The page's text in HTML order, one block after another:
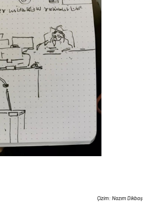
Çizim: Nazım Dikbaş